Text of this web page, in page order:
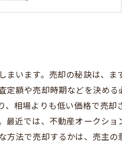
ォローアップ
います。売却の秘訣は、
額や売却時期などを決め
相場よりも低い価格で売
近では、不動産オークショ
法で売却するかは、売主